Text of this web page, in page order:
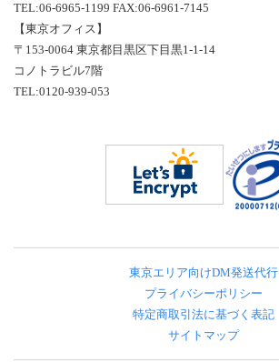
TEL:06-6965-1199 FAX:06-6961-7145
【東京オフィス】
〒153-0064 東京都目黒区下目黒1-1-14
コノトラビル7階
TEL:0120-939-053
東京エリア向けDM発送代行
プライバシーポリシー
特定商取引法に基づく表記
サイトマップ